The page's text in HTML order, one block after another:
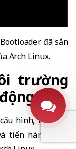
đã sẵn
Arch Linux.
trường
lại
hình, bạn cần
tiến hành khởi